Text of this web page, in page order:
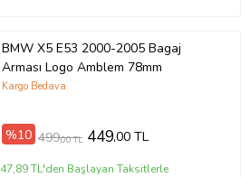
BMW X5 E53 2000-2005 Bagaj
Arması Logo Amblem 78mm
Kargo Bedava
%10 499,00 TL 449,00 TL
47,89 TL'den Başlayan Taksitlerle